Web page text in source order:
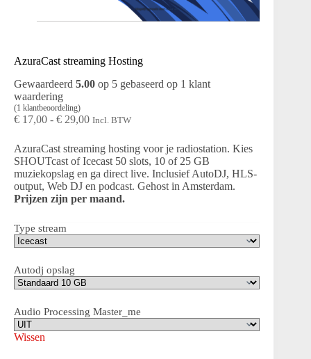
AzuraCast streaming Hosting
Gewaardeerd 5.00 op 5 gebaseerd op 1 klant
waardering
(1 klantbeoordeling)
€ 17,00 - € 29,00Prijsklasse:
tot
€ 29,00
Incl. BTW
AzuraCast streaming hosting voor je radiostation. Kies
SHOUTcast of Icecast 50 slots, 10 of 25 GB
muziekopslag en ga direct live. Inclusief AutoDJ, HLS-
output, Web DJ en podcast. Gehost in Amsterdam.
Prijzen zijn per maand.
Type stream
Autodj opslag
Audio Processing Master_me
Wissen